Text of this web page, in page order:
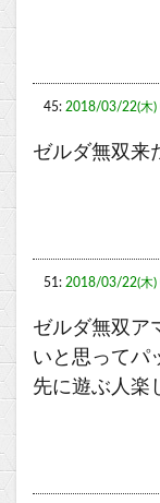
45: 2018/03/22(木)
ゼルダ無双来
51: 2018/03/22(木)
ゼルダ無双ア
いと思ってパ
先に遊ぶ人楽